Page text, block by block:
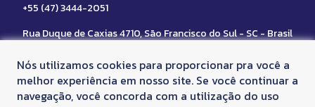
+55 (47) 3444-2051
Rua Duque de Caxias 4710, São Francisco do Sul - SC - Brasil
Nós utilizamos cookies para proporcionar pra você a
melhor experiência em nosso site. Se você continuar a
navegação, você concorda com a utilização do uso